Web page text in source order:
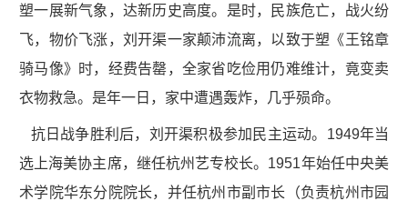
塑一展新气象，达新历史高度。是时，民族危亡，战火纷
飞，物价飞涨，刘开渠一家颠沛流离，以致于塑《王铭章
骑马像》时，经费告罄，全家省吃俭用仍难维计，竟变卖
衣物救急。是年一日，家中遭遇轰炸，几乎殒命。
抗日战争胜利后，刘开渠积极参加民主运动。1949年当
选上海美协主席，继任杭州艺专校长。1951年始任中央美
术学院华东分院院长，并任杭州市副市长（负责杭州市园